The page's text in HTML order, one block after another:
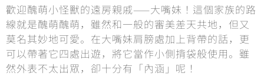
歡迎醜萌小怪獸的遠房親戚——大嘴妹！這個家族的路
線就是醜萌醜萌，雖然和一般的審美差天共地，但又
莫名其妙地可愛。在大嘴妹肩膀處加上背帶的話，更
可以帶著它四處出遊，將它當作小側揹袋般使用。雖
然外表不太出眾，卻十分有「內涵」呢！